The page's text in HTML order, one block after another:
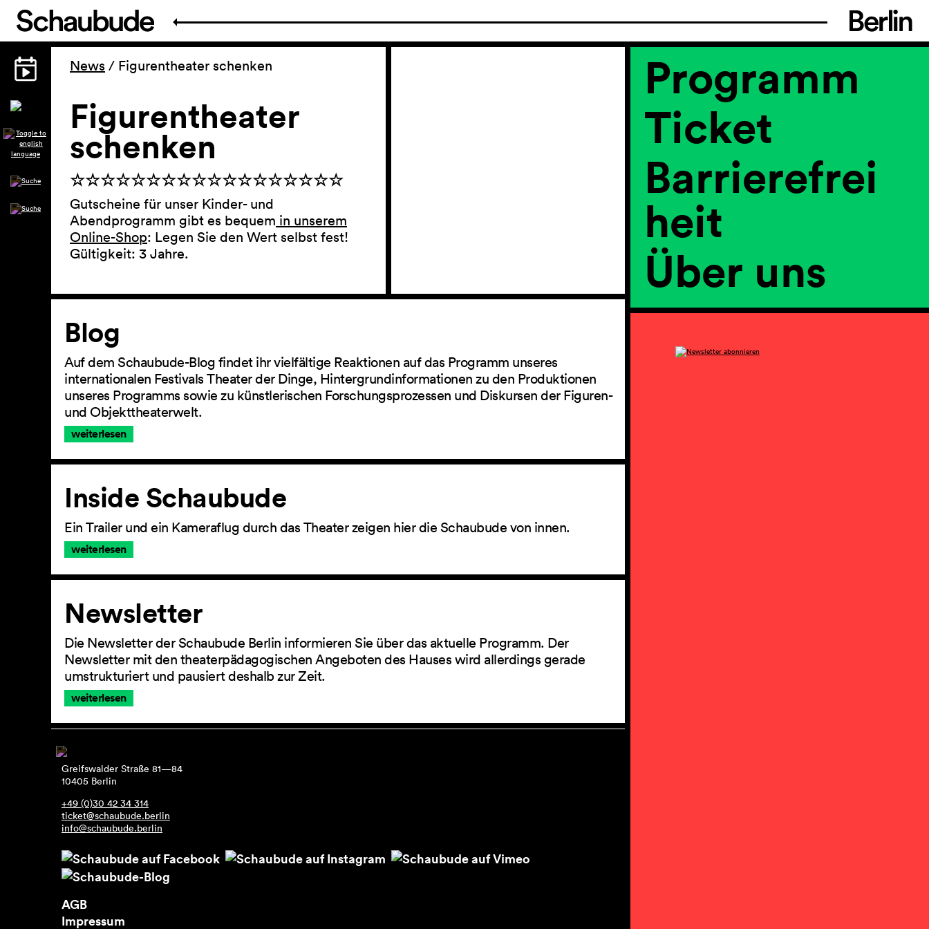
Programm
Ticket
Barrierefrei
heit
Über uns
News / Figurentheater schenken
Figurentheater
schenken
☆☆☆☆☆☆☆☆☆☆☆☆☆☆☆☆☆☆
Gutscheine für unser Kinder- und
Abendprogramm gibt es bequem in unserem
Online-Shop: Legen Sie den Wert selbst fest!
Gültigkeit: 3 Jahre.
Artikel
Blog
Auf dem Schaubude-Blog findet ihr vielfältige Reaktionen auf das Programm unseres
internationalen Festivals Theater der Dinge, Hintergrundinformationen zu den Produktionen
unseres Programms sowie zu künstlerischen Forschungsprozessen und Diskursen der Figuren-
und Objekttheaterwelt.
weiterlesen
Inside Schaubude
Ein Trailer und ein Kameraflug durch das Theater zeigen hier die Schaubude von innen.
weiterlesen
Newsletter
Die Newsletter der Schaubude Berlin informieren Sie über das aktuelle Programm. Der
Newsletter mit den theaterpädagogischen Angeboten des Hauses wird allerdings gerade
umstrukturiert und pausiert deshalb zur Zeit.
weiterlesen
Greifswalder Straße 81—84
10405 Berlin
+49 (0)30 42 34 314
ticket@schaubude.berlin
info@schaubude.berlin
AGB
Impressum